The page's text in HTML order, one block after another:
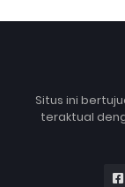
Situs ini
teraktual